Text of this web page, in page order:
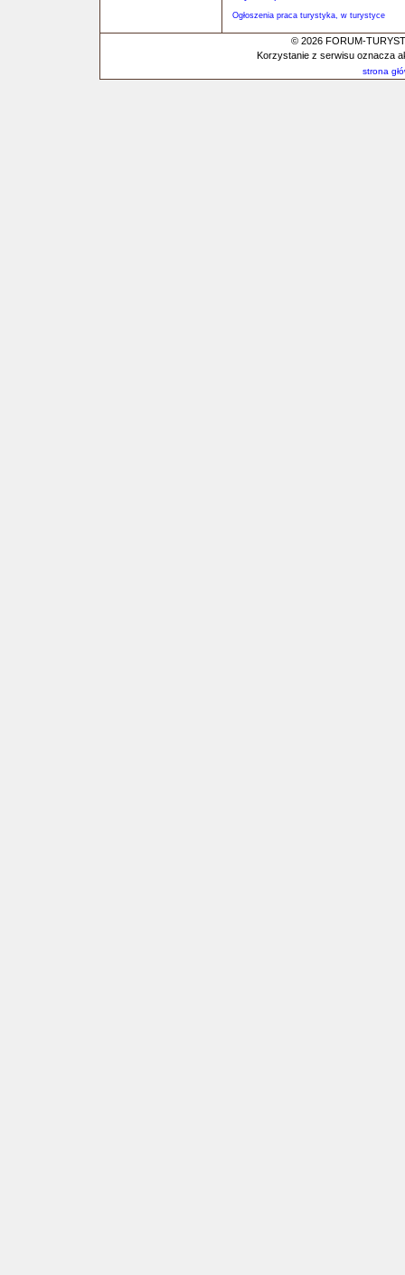
Ogłoszenia praca turystyka, w turystyce
© 2026 FORUM-
Korzystanie z serwisu oznacza
strona